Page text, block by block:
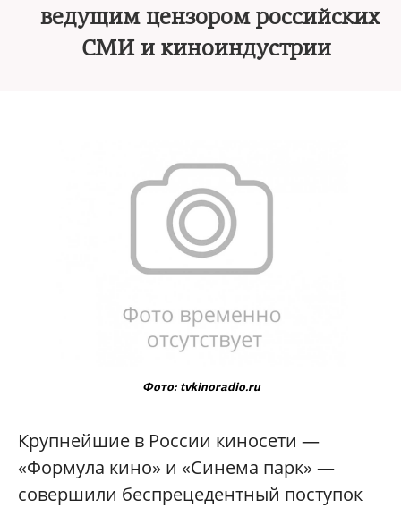
ведущим цензором российских
СМИ и киноиндустрии
Фото: tvkinoradio.ru
Крупнейшие в России киносети —
«Формула кино» и «Синема парк» —
совершили беспрецедентный поступок